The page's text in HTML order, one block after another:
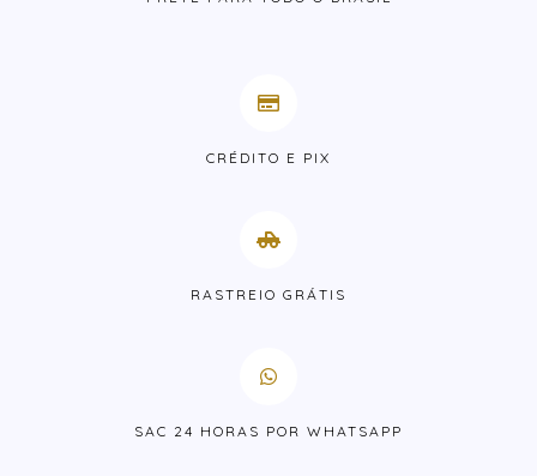
CRÉDITO E PIX
RASTREIO GRÁTIS
SAC 24 HORAS POR WHATSAPP